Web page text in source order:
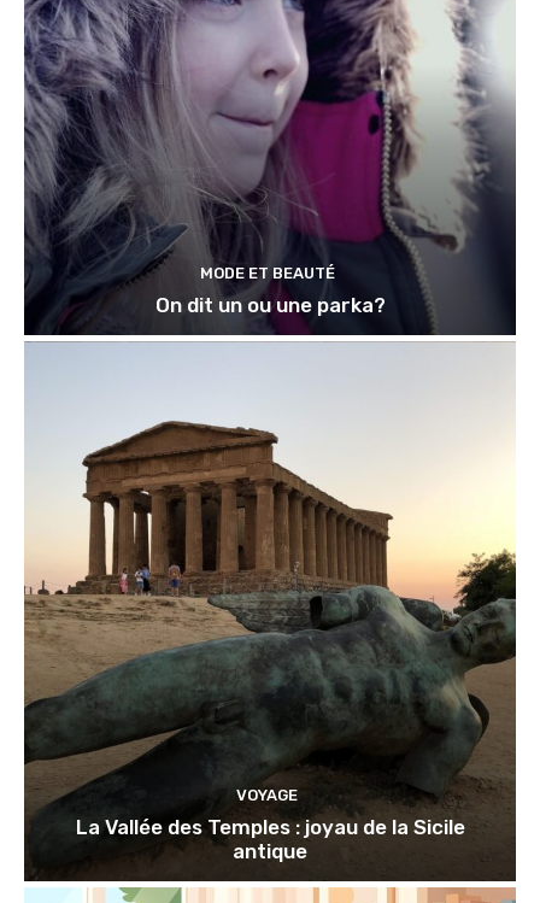
MODE ET BEAUTÉ
On dit un ou une parka?
VOYAGE
La Vallée des Temples : joyau de la Sicile
antique